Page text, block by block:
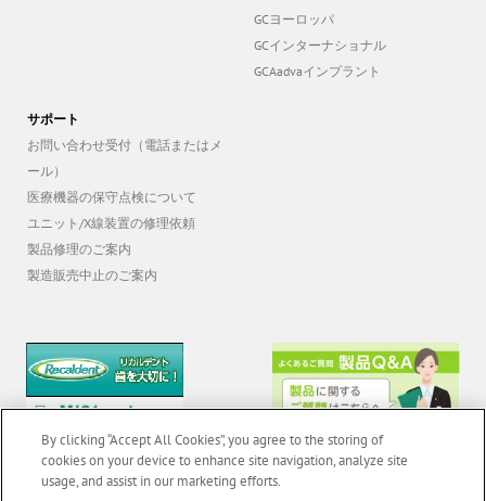
GCホールディング
GCヨーロッパ
GCインターナショナル
GCAadvaインプラント
サポート
お問い合わせ受付（電話またはメ
ール）
医療機器の保守点検について
ユニット/X線装置の修理依頼
製品修理のご案内
製造販売中止のご案内
By clicking “Accept All Cookies”, you agree to the storing of
cookies on your device to enhance site navigation, analyze site
usage, and assist in our marketing efforts.